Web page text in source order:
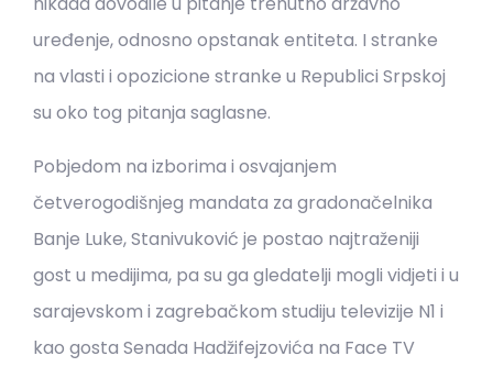
uređenje, odnosno opstanak entiteta. I stranke
na vlasti i opozicione stranke u Republici Srpskoj
su oko tog pitanja saglasne.
Pobjedom na izborima i osvajanjem
četverogodišnjeg mandata za gradonačelnika
Banje Luke, Stanivuković je postao najtraženiji
gost u medijima, pa su ga gledatelji mogli vidjeti i u
sarajevskom i zagrebačkom studiju televizije N1 i
kao gosta Senada Hadžifejzovića na Face TV